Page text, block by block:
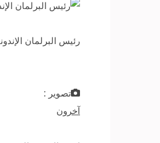
رئيس البرلمان
تصوير :
آخرون